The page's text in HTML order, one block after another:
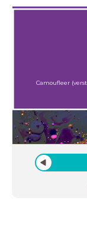
Camoufleer